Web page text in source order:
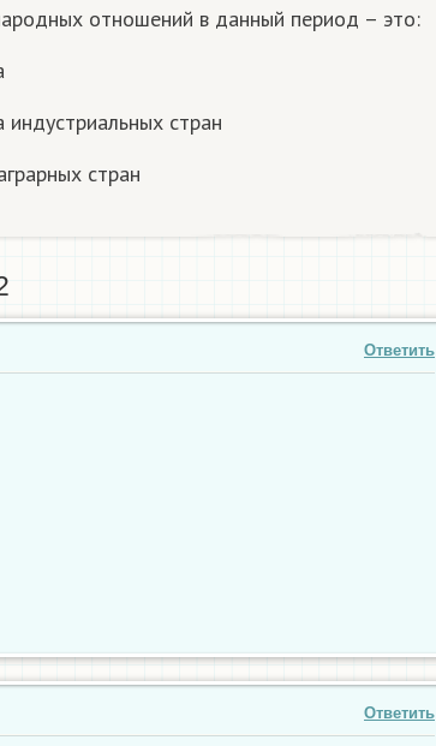
отношений в данный период – это:
стран
стран
Ответить
Ответить